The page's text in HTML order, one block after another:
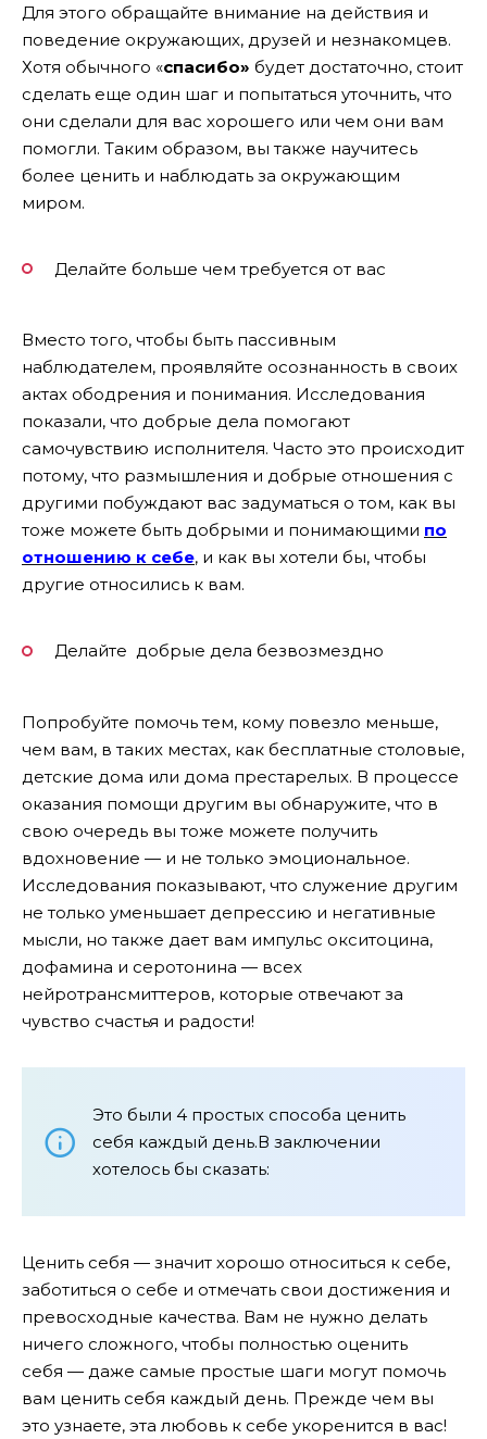
Для этого обращайте внимание на действия и
поведение окружающих, друзей и незнакомцев.
Хотя обычного «спасибо» будет достаточно, стоит
сделать еще один шаг и попытаться уточнить, что
они сделали для вас хорошего или чем они вам
помогли. Таким образом, вы также научитесь
более ценить и наблюдать за окружающим
миром.
Делайте больше чем требуется от вас
Вместо того, чтобы быть пассивным
наблюдателем, проявляйте осознанность в своих
актах ободрения и понимания. Исследования
показали, что добрые дела помогают
самочувствию исполнителя. Часто это происходит
потому, что размышления и добрые отношения с
другими побуждают вас задуматься о том, как вы
тоже можете быть добрыми и понимающими по
отношению к себе, и как вы хотели бы, чтобы
другие относились к вам.
Делайте добрые дела безвозмездно
Попробуйте помочь тем, кому повезло меньше,
чем вам, в таких местах, как бесплатные столовые,
детские дома или дома престарелых. В процессе
оказания помощи другим вы обнаружите, что в
свою очередь вы тоже можете получить
вдохновение — и не только эмоциональное.
Исследования показывают, что служение другим
не только уменьшает депрессию и негативные
мысли, но также дает вам импульс окситоцина,
дофамина и серотонина — всех
нейротрансмиттеров, которые отвечают за
чувство счастья и радости!
Это были 4 простых способа ценить
себя каждый день.В заключении
хотелось бы сказать:
Ценить себя — значит хорошо относиться к себе,
заботиться о себе и отмечать свои достижения и
превосходные качества. Вам не нужно делать
ничего сложного, чтобы полностью оценить
себя — даже самые простые шаги могут помочь
вам ценить себя каждый день. Прежде чем вы
это узнаете, эта любовь к себе укоренится в вас!